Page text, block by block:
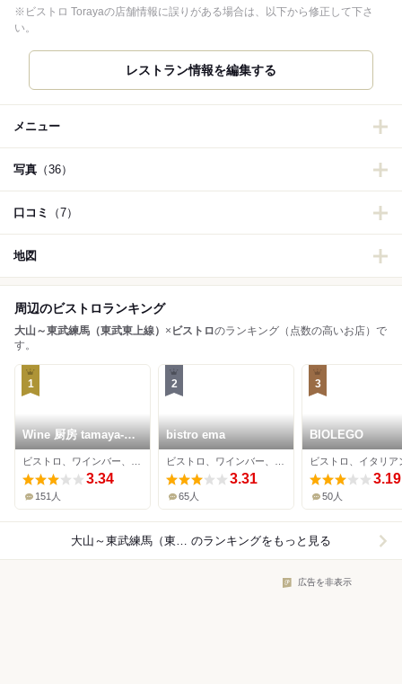
※ビストロ Torayaの店舗情報に誤りがある場合は、以下から修正して下さ
い。
レストラン情報を編集する
メニュー
写真 （36）
口コミ （7）
地図
周辺のビストロランキング
大山～東武練馬（東武東上線） × ビストロのランキング（点数の高いお店）で
す。
1
Wine 厨房 tamaya-
ohyama
3.34
151人
2
bistro ema
3.31
65人
3
BIOLEGO
3.19
50人
大山～東武練馬（東武東上線）×ビストロ のランキングをもっと見る
広告を非表示